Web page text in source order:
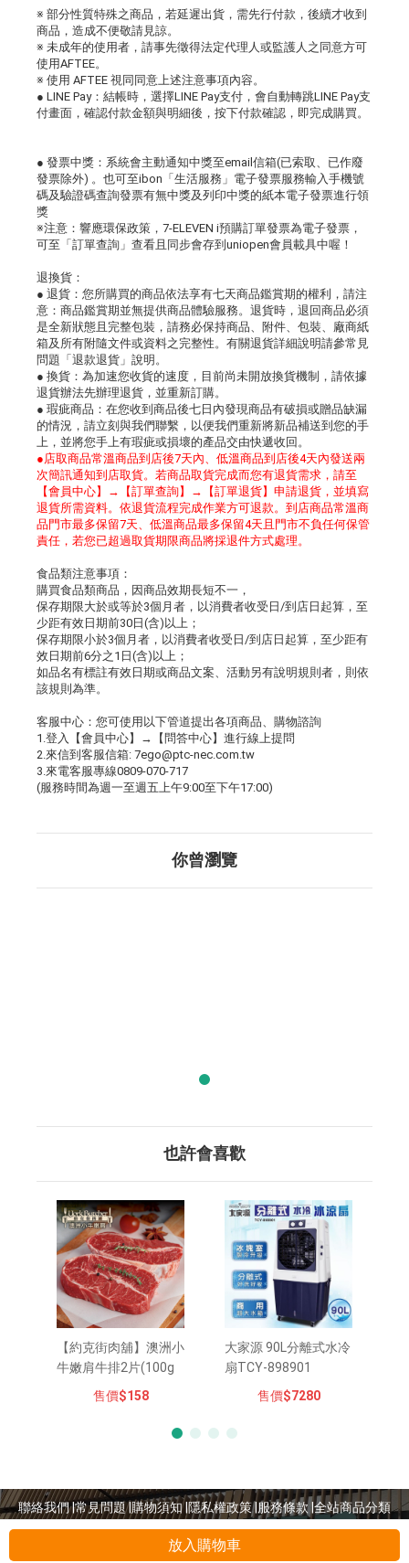
放入購物車
※ 部分性質特殊之商品，若延遲出貨，需先行付款，後續才收到
商品，造成不便敬請見諒。
※ 未成年的使用者，請事先徵得法定代理人或監護人之同意方可
使用AFTEE。
※ 使用 AFTEE 視同同意上述注意事項內容。
● LINE Pay：結帳時，選擇LINE Pay支付，會自動轉跳LINE Pay支
付畫面，確認付款金額與明細後，按下付款確認，即完成購買。
● 發票中獎：系統會主動通知中獎至email信箱(已索取、已作廢
發票除外) 。也可至ibon「生活服務」電子發票服務輸入手機號
碼及驗證碼查詢發票有無中獎及列印中獎的紙本電子發票進行領
獎
※注意：響應環保政策，7-ELEVEN i預購訂單發票為電子發票，
可至「訂單查詢」查看且同步會存到uniopen會員載具中喔！
退換貨：
● 退貨：您所購買的商品依法享有七天商品鑑賞期的權利，請注
意：商品鑑賞期並無提供商品體驗服務。退貨時，退回商品必須
是全新狀態且完整包裝，請務必保持商品、附件、包裝、廠商紙
箱及所有附隨文件或資料之完整性。有關退貨詳細說明請參常見
問題「退款退貨」說明。
● 換貨：為加速您收貨的速度，目前尚未開放換貨機制，請依據
退貨辦法先辦理退貨，並重新訂購。
● 瑕疵商品：在您收到商品後七日內發現商品有破損或贈品缺漏
的情況，請立刻與我們聯繫，以便我們重新將新品補送到您的手
上，並將您手上有瑕疵或損壞的產品交由快遞收回。
●店取商品常溫商品到店後7天內、低溫商品到店後4天內發送兩
次簡訊通知到店取貨。若商品取貨完成而您有退貨需求，請至
【會員中心】→【訂單查詢】→【訂單退貨】申請退貨，並填寫
退貨所需資料。依退貨流程完成作業方可退款。到店商品常溫商
品門市最多保留7天、低溫商品最多保留4天且門市不負任何保管
責任，若您已超過取貨期限商品將採退件方式處理。
食品類注意事項：
購買食品類商品，因商品效期長短不一，
保存期限大於或等於3個月者，以消費者收受日/到店日起算，至
少距有效日期前30日(含)以上；
保存期限小於3個月者，以消費者收受日/到店日起算，至少距有
效日期前6分之1日(含)以上；
如品名有標註有效日期或商品文案、活動另有說明規則者，則依
該規則為準。
客服中心：您可使用以下管道提出各項商品、購物諮詢
1.登入【會員中心】→【問答中心】進行線上提問
2.來信到客服信箱: 7ego@ptc-nec.com.tw
3.來電客服專線0809-070-717
(服務時間為週一至週五上午9:00至下午17:00)
你曾瀏覽
也許會喜歡
【約克街肉舖】澳洲小
牛嫩肩牛排2片(100g
±10%/片/2片1包)
售價$158
大家源 90L分離式水冷
扇TCY-898901
售價$7280
聯絡我們 |常見問題 |購物須知 |隱私權政策 |服務條款 | 全站商品分類
© 2026 UNI-President Chain Store Corporation. All rights reserved.